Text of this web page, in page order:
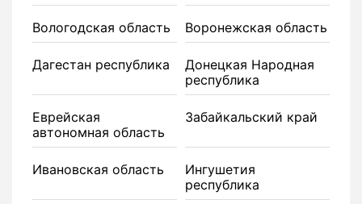
Вологодская область Воронежская область
Дагестан республика
Донецкая Народная
республика
Еврейская
автономная область
Забайкальский край
Ивановская область
Ингушетия
республика